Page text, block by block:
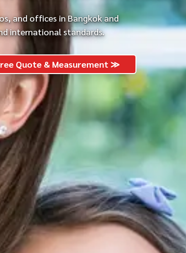
and offices in Bangkok and
international standards.
Quote & Measurement ≫